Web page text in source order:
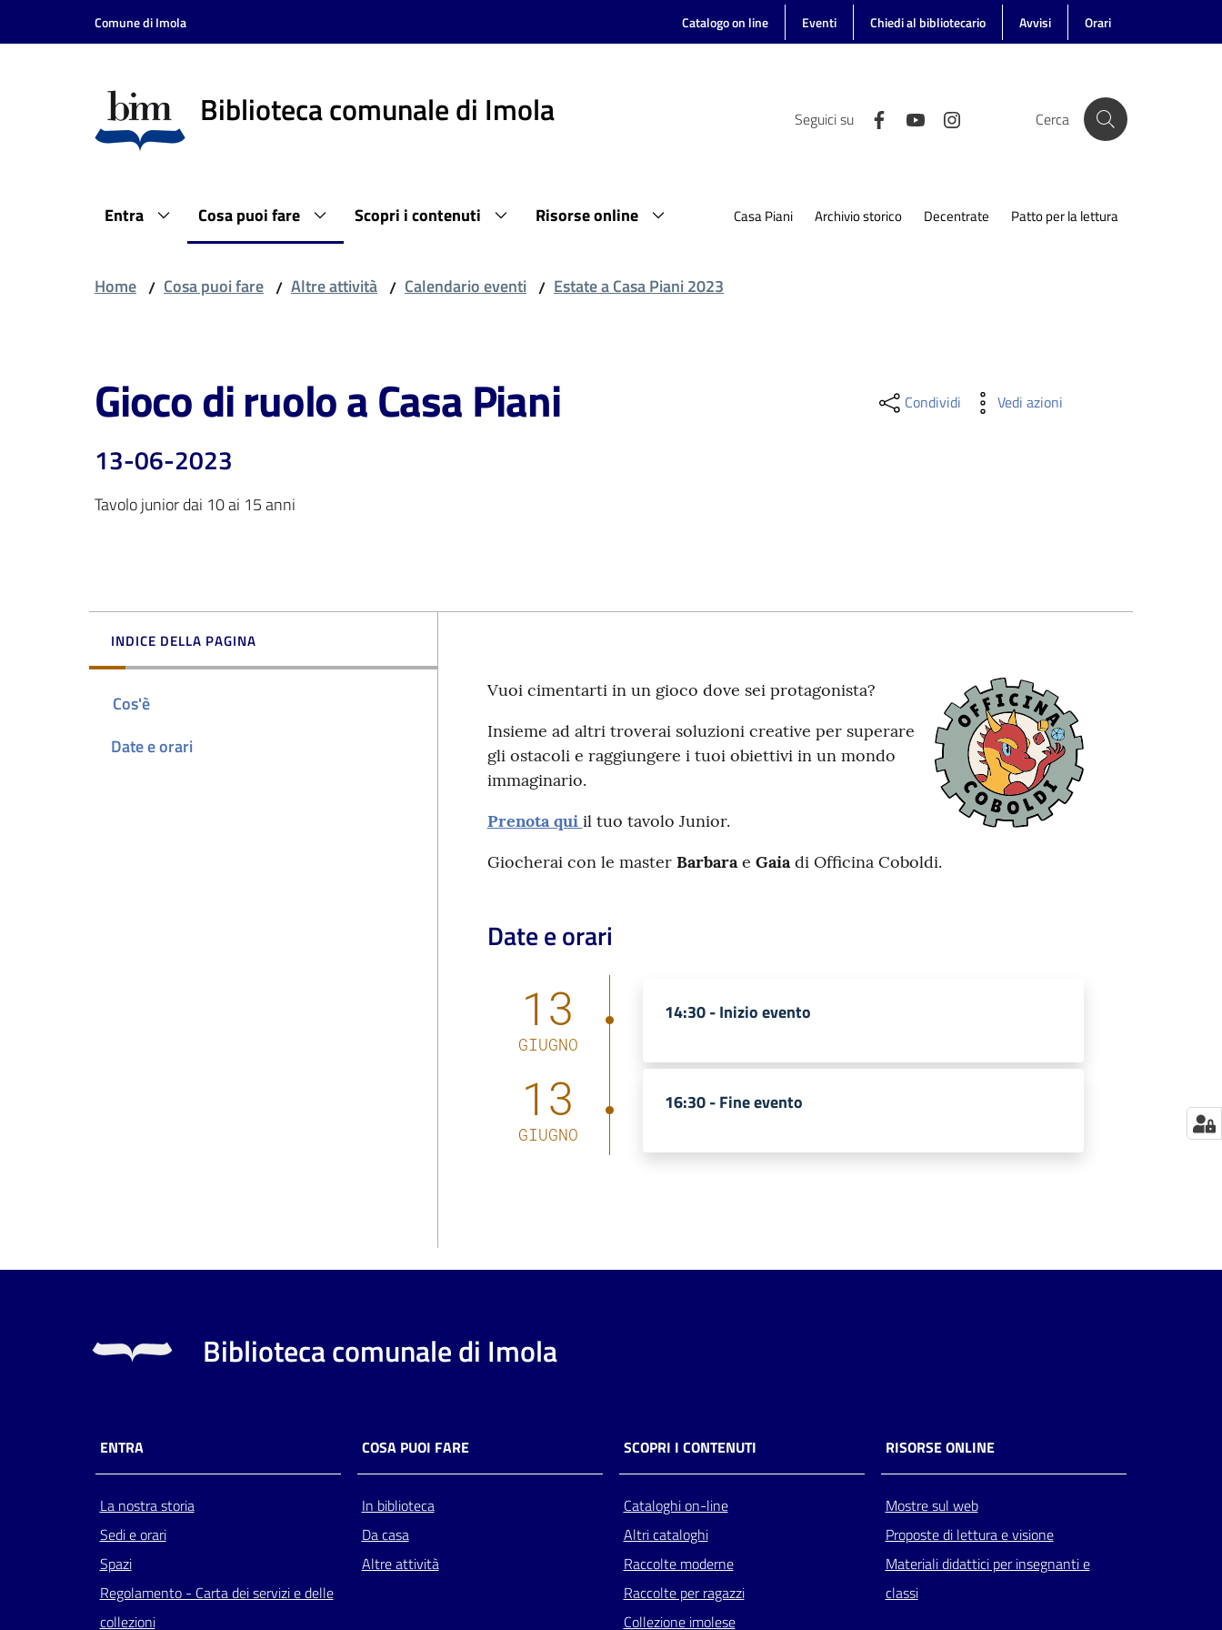
Vai al contenuto
Vai alla navigazione
Comune di Imola Catalogo on line Eventi Chiedi al bibliotecario Avvisi Orari
Biblioteca comunale di Imola Seguici su Cerca
Entra Cosa puoi fare Scopri i contenuti Risorse online Casa Piani Archivio storico Decentrate Patto per la lettura
Home / Cosa puoi fare / Altre attività / Calendario eventi / Estate a Casa Piani 2023
Gioco di ruolo a Casa Piani
13-06-2023
Tavolo junior dai 10 ai 15 anni
Condividi Vedi azioni
INDICE DELLA PAGINA
Cos'è
Date e orari
Vuoi cimentarti in un gioco dove sei protagonista?
Insieme ad altri troverai soluzioni creative per superare
gli ostacoli e raggiungere i tuoi obiettivi in un mondo
immaginario.
Prenota qui il tuo tavolo Junior.
Giocherai con le master Barbarae Gaiadi Officina Coboldi.
Date e orari
13
GIUGNO
14:30 -Inizio evento
13
GIUGNO
16:30 -Fine evento
Biblioteca comunale di Imola
ENTRA
La nostra storia
Sedi e orari
Spazi
Regolamento - Carta dei servizi e delle
collezioni
COSA PUOI FARE
In biblioteca
Da casa
Altre attività
SCOPRI I CONTENUTI
Cataloghi on-line
Altri cataloghi
Raccolte moderne
Raccolte per ragazzi
Collezione imolese
RISORSE ONLINE
Mostre sul web
Proposte di lettura e visione
Materiali didattici per insegnanti e
classi